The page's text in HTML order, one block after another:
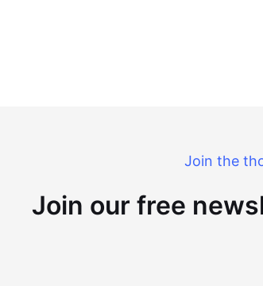
Join the
Join our free